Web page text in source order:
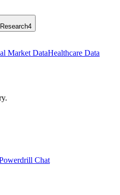
4
Market DataHealthcare Data
Chat